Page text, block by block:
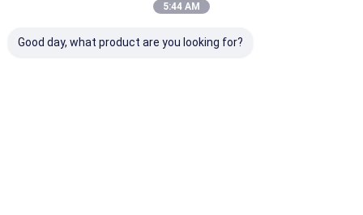
उन्नत इंजीनियरिंग सिरेमिक
5:44 AM
Good day, what product are you looking for?